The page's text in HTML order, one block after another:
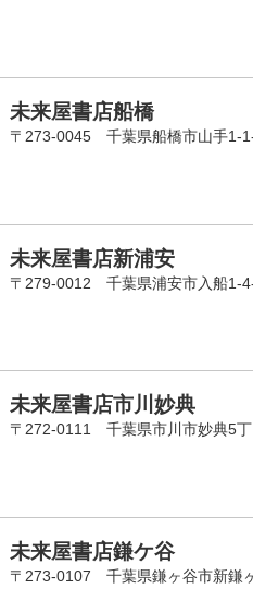
未来屋書店船橋
〒273-0045 千葉県船橋市山手1-
未来屋書店新浦安
〒279-0012 千葉県浦安市入船1-
未来屋書店市川妙典
〒272-0111 千葉県市川市妙典5
未来屋書店鎌ケ谷
〒273-0107 千葉県鎌ヶ谷市新鎌